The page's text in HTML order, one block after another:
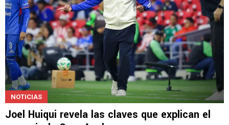
NOTICIAS
Joel Huiqui revela las claves que explican el